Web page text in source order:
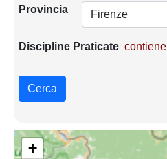
Provincia Firenze
Discipline Praticate contiene
Cerca
+